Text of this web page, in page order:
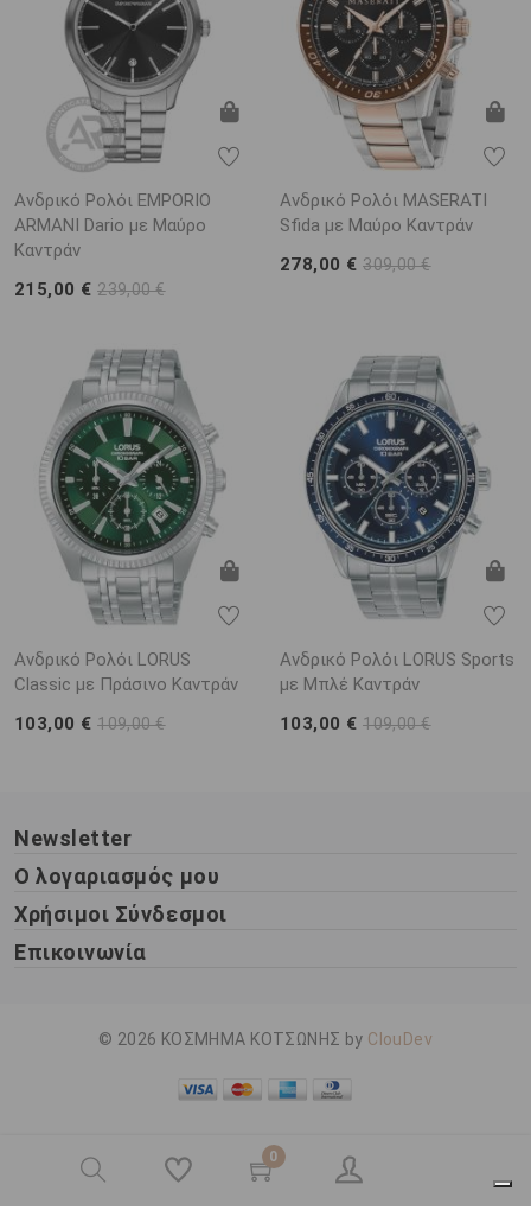
0
Ανδρικό Ρολόι EMPORIO
ARΜΑΝΙ Dario με Μαύρο
Καντράν
215,00 €239,00 €
Ανδρικό Ρολόι MASERATI
Sfida με Μαύρο Καντράν
278,00 €309,00 €
Ανδρικό Ρολόι LORUS
Classic με Πράσινο Καντράν
103,00 €109,00 €
Ανδρικό Ρολόι LORUS Sports
με Μπλέ Καντράν
103,00 €109,00 €
Newsletter
Ο λογαριασμός μου
Χρήσιμοι Σύνδεσμοι
Επικοινωνία
© 2026 ΚΟΣΜΗΜΑ ΚΟΤΣΩΝΗΣ by ClouDev